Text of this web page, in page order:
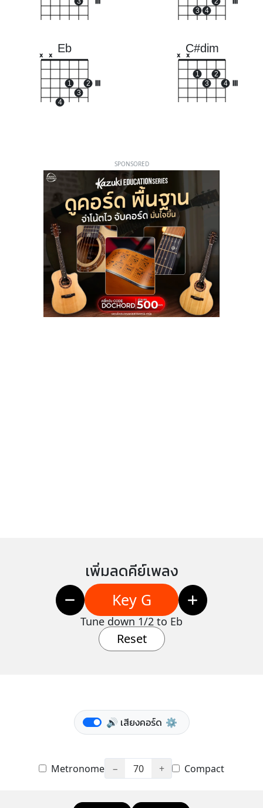
3 4
Eb
x x
4
1
3
2
C#dim
x x
1
3
2
4
SPONSORED
เพิ่มลดคีย์เพลง
Key G
Tune down 1/2 to Eb
Reset
🔊 เสียงคอร์ด ⚙️
Metronome − 70 + Compact